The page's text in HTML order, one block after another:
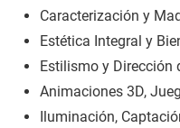
Caracterización y
Estética Integral y
Estilismo y Dirección
Animaciones 3D,
Iluminación,